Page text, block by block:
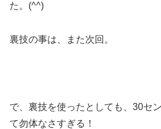
た。(^^)
裏技の事は、また次回。
で、裏技を使ったとしても、30セ
て勿体なさすぎる！